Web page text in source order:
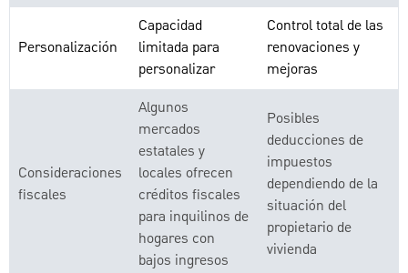
Personalización
Capacidad
limitada para
personalizar
Control total de las
renovaciones y
mejoras
Consideraciones
fiscales
Algunos
mercados
estatales y
locales ofrecen
créditos fiscales
para inquilinos de
hogares con
bajos ingresos
Posibles
deducciones de
impuestos
dependiendo de la
situación del
propietario de
vivienda